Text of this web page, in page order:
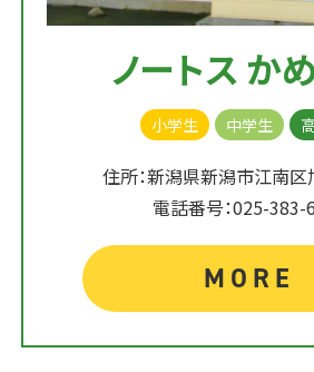
ノートス か
小学生 中学生
住所：新潟県新潟市江南
電話番号：025-383-
MORE